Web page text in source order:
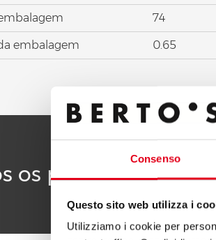
Consenso
Questo sito web utilizza i
Utilizziamo i cookie per
74
embalagem 0.65
os produtos da